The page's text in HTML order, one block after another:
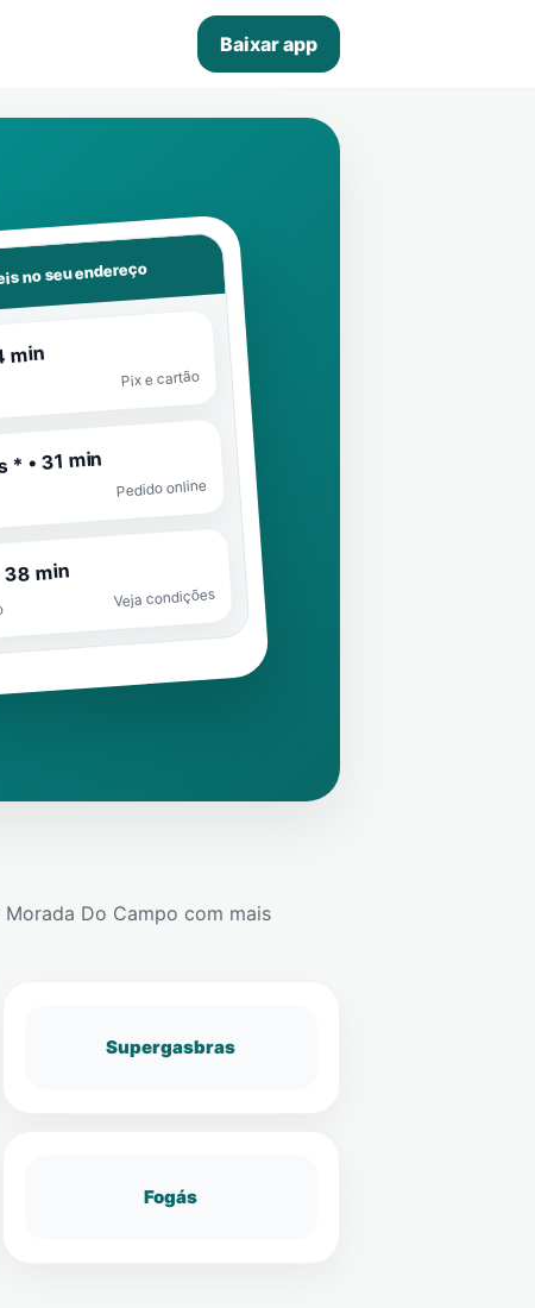
Baixar app
no seu endereço
min
Pix e cartão
* • 31 min
Pedido online
min
Veja condições
Morada Do Campo com mais
Supergasbras
Fogás